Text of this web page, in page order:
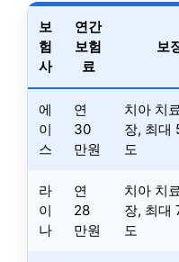
보
험
사
연간
보험
료
보
에
이
스
연
30
만원
치아 치
장, 최대
도
라
이
나
연
28
만원
치아 치
장, 최대
도